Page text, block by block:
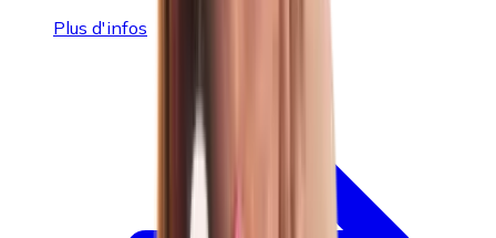
Plus d'infos